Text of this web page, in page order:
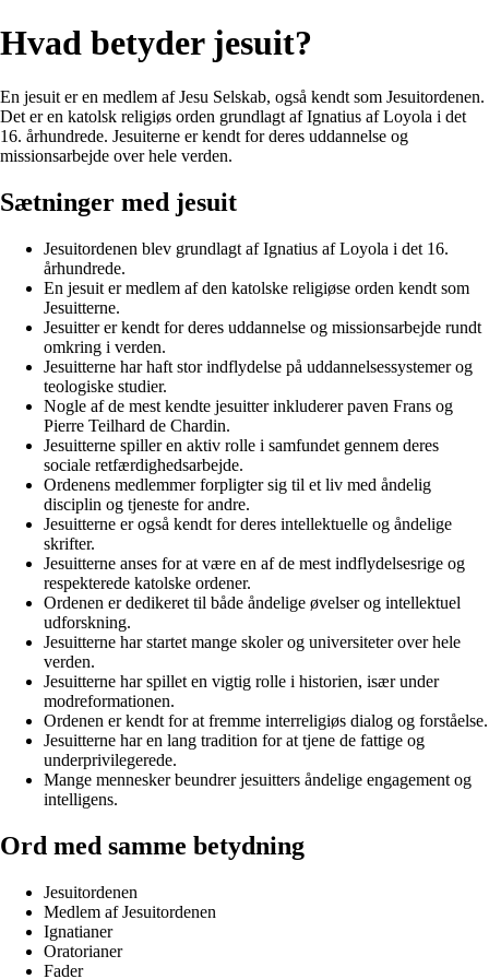
Hvad betyder jesuit?
En jesuit er en medlem af Jesu Selskab, også kendt som Jesuitordenen.
Det er en katolsk religiøs orden grundlagt af Ignatius af Loyola i det
16. århundrede. Jesuiterne er kendt for deres uddannelse og
missionsarbejde over hele verden.
Sætninger med jesuit
Jesuitordenen blev grundlagt af Ignatius af Loyola i det 16.
århundrede.
En jesuit er medlem af den katolske religiøse orden kendt som
Jesuitterne.
Jesuitter er kendt for deres uddannelse og missionsarbejde rundt
omkring i verden.
Jesuitterne har haft stor indflydelse på uddannelsessystemer og
teologiske studier.
Nogle af de mest kendte jesuitter inkluderer paven Frans og
Pierre Teilhard de Chardin.
Jesuitterne spiller en aktiv rolle i samfundet gennem deres
sociale retfærdighedsarbejde.
Ordenens medlemmer forpligter sig til et liv med åndelig
disciplin og tjeneste for andre.
Jesuitterne er også kendt for deres intellektuelle og åndelige
skrifter.
Jesuitterne anses for at være en af de mest indflydelsesrige og
respekterede katolske ordener.
Ordenen er dedikeret til både åndelige øvelser og intellektuel
udforskning.
Jesuitterne har startet mange skoler og universiteter over hele
verden.
Jesuitterne har spillet en vigtig rolle i historien, især under
modreformationen.
Ordenen er kendt for at fremme interreligiøs dialog og forståelse.
Jesuitterne har en lang tradition for at tjene de fattige og
underprivilegerede.
Mange mennesker beundrer jesuitters åndelige engagement og
intelligens.
Ord med samme betydning
Jesuitordenen
Medlem af Jesuitordenen
Ignatianer
Oratorianer
Fader